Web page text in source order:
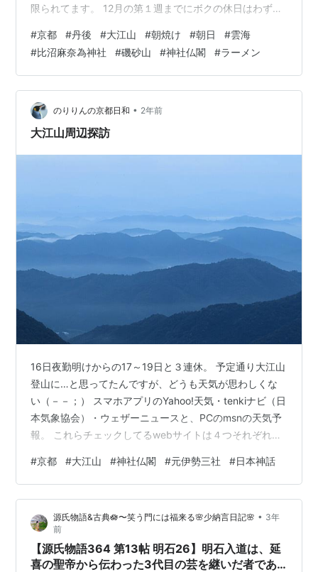
限られてます。 12月の第１週までにボクの休日はわずか
で行きたい場所全部は行けないので、狙いを絞らない
と。ボク的には、ことし目指していた愛宕山登山を終え
て、その流れでこれまで紅葉も愛宕山に近いスポットを
メインに撮影してきました。 愛宕山と並行してことし１
年を通してずっと意識してきたのは「元伊勢」。 新年
早々元伊勢籠神社に行こうと計画したものの…
#京都 #丹後 #大江山 #朝焼け #朝日 #雲海
#比沼麻奈為神社 #磯砂山 #神社仏閣 #ラーメン
のりりんの京都日和 • 2年前
大江山周辺探訪
16日夜勤明けからの17～19日と３連休。 予定通り大江山
登山に…と思ってたんですが、どうも天気が思わしくな
い（－－；） スマホアプリのYahoo!天気・tenkiナビ（日
本気象協会）・ウェザーニュースと、PCのmsnの天気予
報。 これらチェックしてるwebサイトは４つそれぞれ違
番天気がよさそうな18日に出陣することに決めました。
…が、どうもそのあとまた予報が変わったようで、17日
の日中の天気よくなったみたいで。 18日は大江山方面で
くもり時々晴れ予報。 ん～、雲海は出なさそうだけど、
予定通り出発しますか。出発したのは17日の夜遅く。 …
#京都 #大江山 #神社仏閣 #元伊勢三社 #日本神話
源氏物語&古典🪷〜笑う門には福来る🌸少納言日記🌸 • 3年
前
【源氏物語364 第13帖 明石26】明石入道は、延
喜の聖帝から伝わった3代目の芸を継いだ者であ